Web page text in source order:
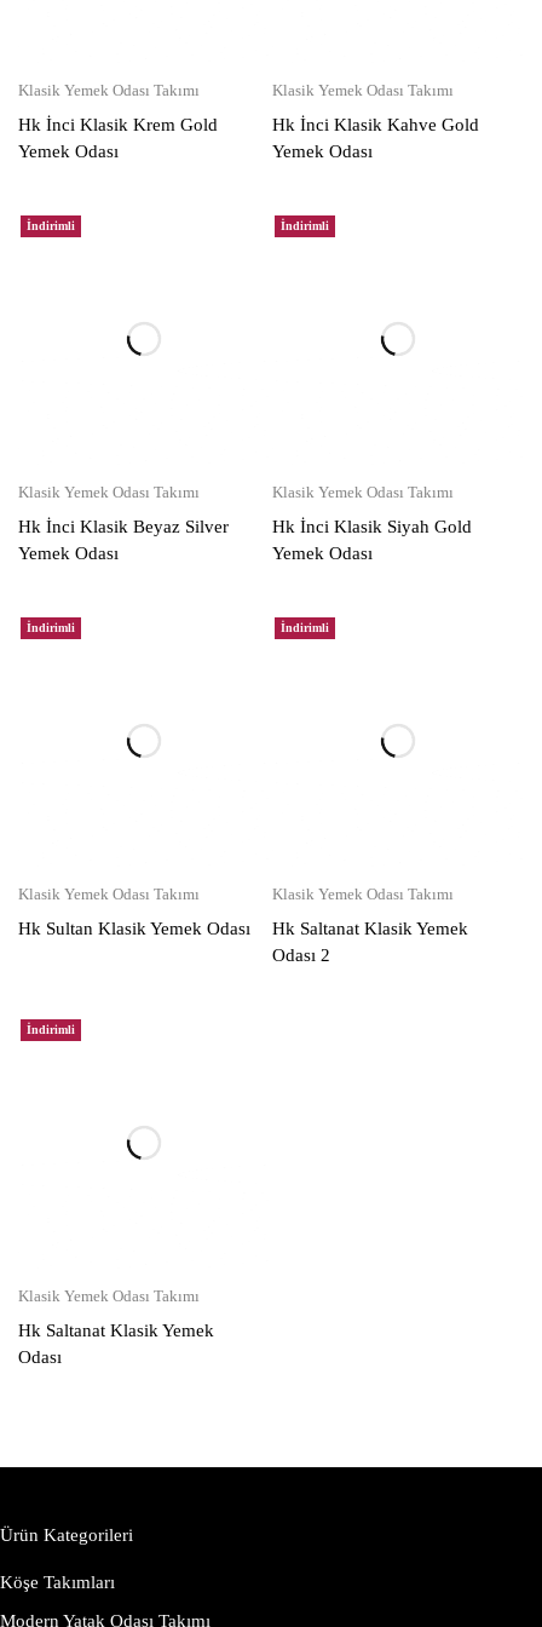
Klasik Yemek Odası Takımı
Hk İnci Klasik Krem Gold
Yemek Odası
Klasik Yemek Odası Takımı
Hk İnci Klasik Kahve Gold
Yemek Odası
İndirimli
Klasik Yemek Odası Takımı
Hk İnci Klasik Beyaz Silver
Yemek Odası
İndirimli
Klasik Yemek Odası Takımı
Hk İnci Klasik Siyah Gold
Yemek Odası
İndirimli
Klasik Yemek Odası Takımı
Hk Sultan Klasik Yemek Odası
İndirimli
Klasik Yemek Odası Takımı
Hk Saltanat Klasik Yemek
Odası 2
İndirimli
Klasik Yemek Odası Takımı
Hk Saltanat Klasik Yemek
Odası
Ürün Kategorileri
Köşe Takımları
Modern Yatak Odası Takımı